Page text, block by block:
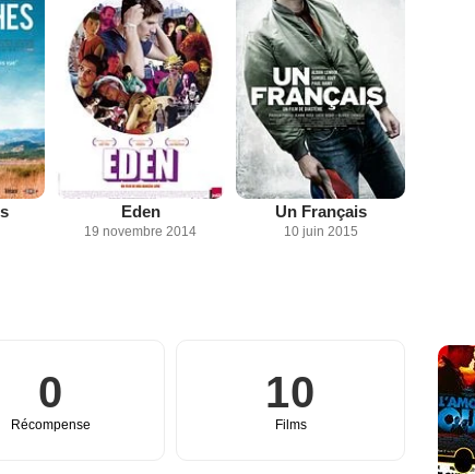
Eden
19 novembre 2014
Un Français
10 juin 2015
0
Récompense
10
Films